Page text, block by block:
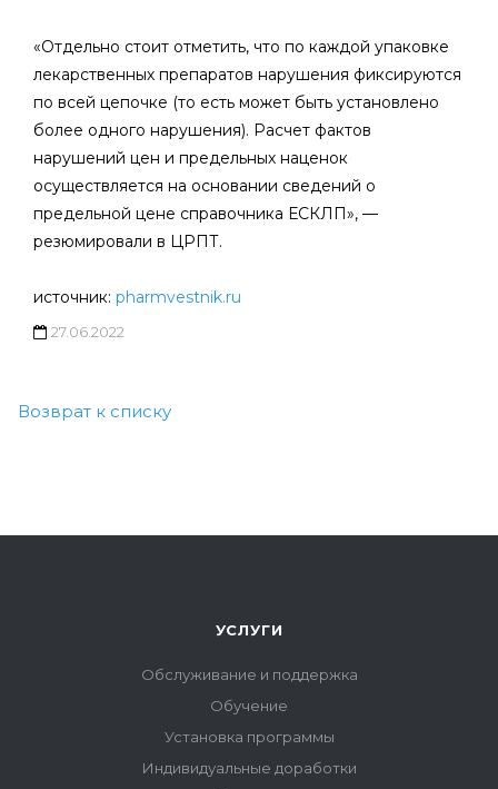
«Отдельно стоит отметить, что по каждой упаковке
лекарственных препаратов нарушения фиксируются
по всей цепочке (то есть может быть установлено
более одного нарушения). Расчет фактов
нарушений цен и предельных наценок
осуществляется на основании сведений о
предельной цене справочника ЕСКЛП», —
резюмировали в ЦРПТ.
источник: pharmvestnik.ru
27.06.2022
Возврат к списку
УСЛУГИ
Обслуживание и поддержка
Обучение
Установка программы
Индивидуальные доработки